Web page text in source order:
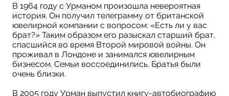
В 1964 году с Урманом произошла невероятная
история. Он получил телеграмму от британской
ювелирной компании с вопросом: «Есть ли у вас
брат?» Таким образом его разыскал старший брат,
спасшийся во время Второй мировой войны. Он
проживал в Лондоне и занимался ювелирным
бизнесом. Семьи воссоединились. Братья были
очень близки.
В 2005 году Урман выпустил книгу-автобиографию